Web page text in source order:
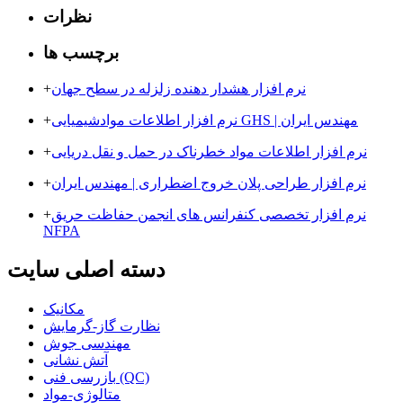
نظرات
برچسب ها
+نرم افزار هشدار دهنده زلزله در سطح جهان
+ نرم افزار اطلاعات موادشیمیایی GHS | مهندس ایران
+نرم افزار اطلاعات مواد خطرناک در حمل و نقل دریایی
+نرم افزار طراحی پلان خروج اضطراری | مهندس ایران
+نرم افزار تخصصی کنفرانس های انجمن حفاظت حریق
NFPA
دسته اصلی سایت
مکانیک
نظارت گاز-گرمایش
مهندسی جوش
آتش نشانی
بازرسی فنی (QC)
متالوژی-مواد